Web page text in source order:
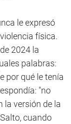
le expresó
física.
2024 la
palabras:
por qué le tenía
"no
la versión de la
cuando